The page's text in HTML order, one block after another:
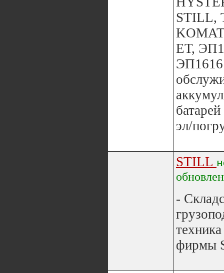
STILL,
ЕТ,
ЭП1616
эл/
STILL
-
фирмы